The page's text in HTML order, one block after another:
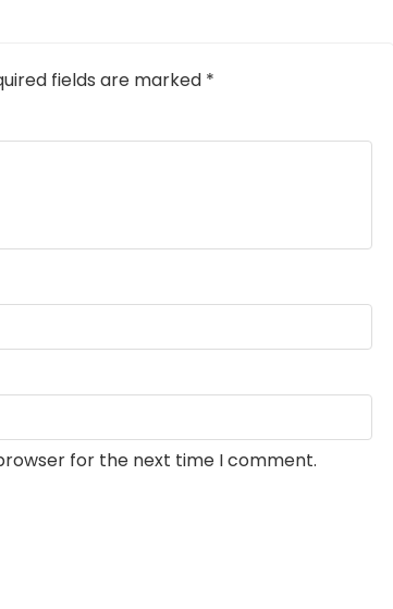
fields are marked *
for the next time I comment.